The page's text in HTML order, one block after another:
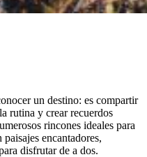
un destino: es compartir
rutina y crear recuerdos
rincones ideales para
encantadores,
disfrutar de a dos.